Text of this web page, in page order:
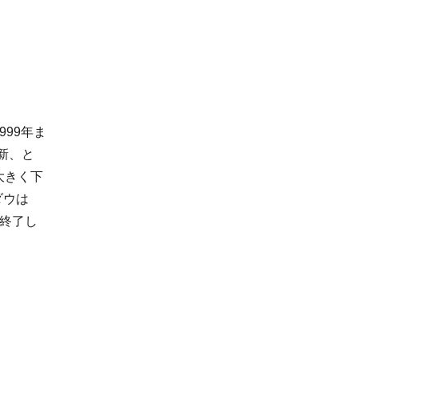
年ま
、と
きく下
は
了し